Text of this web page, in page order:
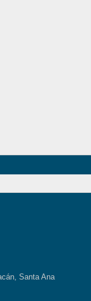
Santa Ana